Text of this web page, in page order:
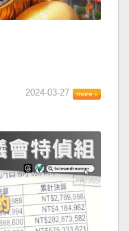
2024-03-27